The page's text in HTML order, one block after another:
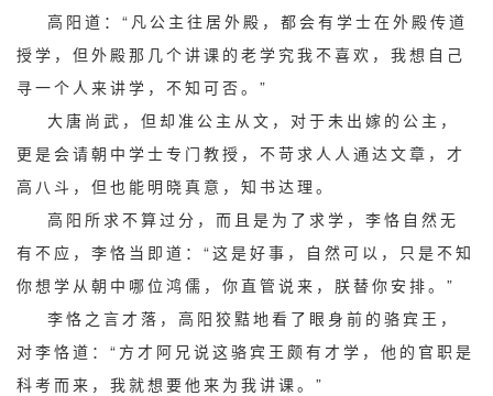
高阳道：“凡公主往居外殿，都会有学士在外殿传道
授学，但外殿那几个讲课的老学究我不喜欢，我想自己
寻一个人来讲学，不知可否。”
大唐尚武，但却准公主从文，对于未出嫁的公主，
更是会请朝中学士专门教授，不苛求人人通达文章，才
高八斗，但也能明晓真意，知书达理。
高阳所求不算过分，而且是为了求学，李恪自然无
有不应，李恪当即道：“这是好事，自然可以，只是不知
你想学从朝中哪位鸿儒，你直管说来，朕替你安排。”
李恪之言才落，高阳狡黠地看了眼身前的骆宾王，
对李恪道：“方才阿兄说这骆宾王颇有才学，他的官职是
科考而来，我就想要他来为我讲课。”